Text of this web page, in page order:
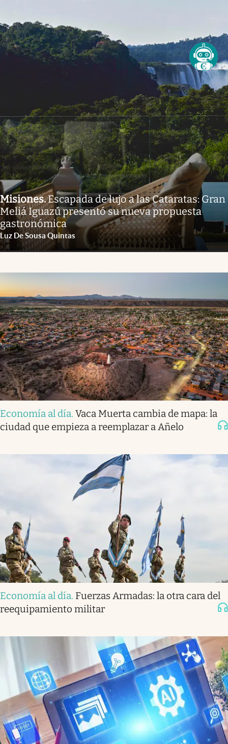
Misiones.Escapada de lujo a las Cataratas: Gran
Meliá Iguazú presentó su nueva propuesta
gastronómica
Luz De Sousa Quintas
Economía al día. Vaca Muerta cambia de mapa: la
ciudad que empieza a reemplazar a Añelo
Economía al día. Fuerzas Armadas: la otra cara del
reequipamiento militar